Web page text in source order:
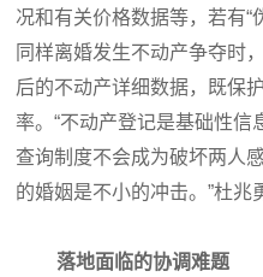
况和有关价格数据等，若有“
同样离婚发生不动产争夺时
后的不动产详细数据，既保
率。“不动产登记是基础性
查询制度不会成为破坏两人
的婚姻是不小的冲击。”杜兆
落地面临的协调难题